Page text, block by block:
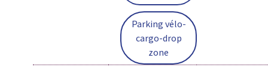
Parking vélo-
cargo-drop
zone